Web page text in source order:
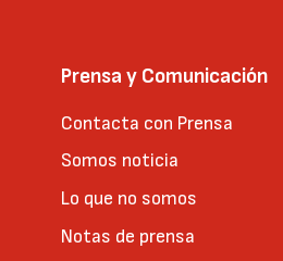
Prensa y Comunicación
Contacta con Prensa
Somos noticia
Lo que no somos
Notas de prensa